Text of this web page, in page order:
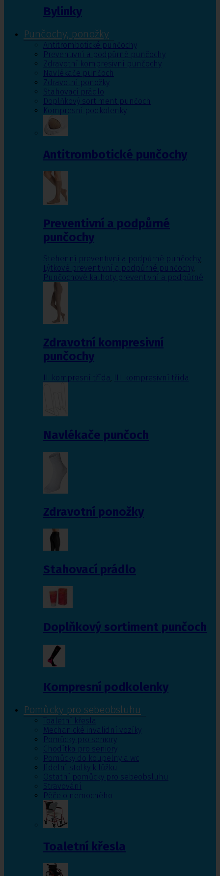
Bylinky
Punčochy, ponožky
Antitrombotické punčochy
Preventivní a podpůrné punčochy
Zdravotní kompresivní punčochy
Navlékače punčoch
Zdravotní ponožky
Stahovací prádlo
Doplňkový sortiment punčoch
Kompresní podkolenky
Antitrombotické punčochy
Preventivní a podpůrné
punčochy
Stehenní preventivní a podpůrné punčochy,
Lýtkové preventivní a podpůrné punčochy,
Punčochové kalhoty preventivní a podpůrné
Zdravotní kompresivní
punčochy
II. kompresní třída III. kompresivní třída
Navlékače punčoch
Zdravotní ponožky
Stahovací prádlo
Doplňkový sortiment punčoch
Kompresní podkolenky
Pomůcky pro sebeobsluhu
Toaletní křesla
Mechanické invalidní vozíky
Pomůcky pro seniory
Chodítka pro seniory
Pomůcky do koupelny a wc
Jídelní stolky k lůžku
Ostatní pomůcky pro sebeobsluhu
Stravování
Péče o nemocného
Toaletní křesla